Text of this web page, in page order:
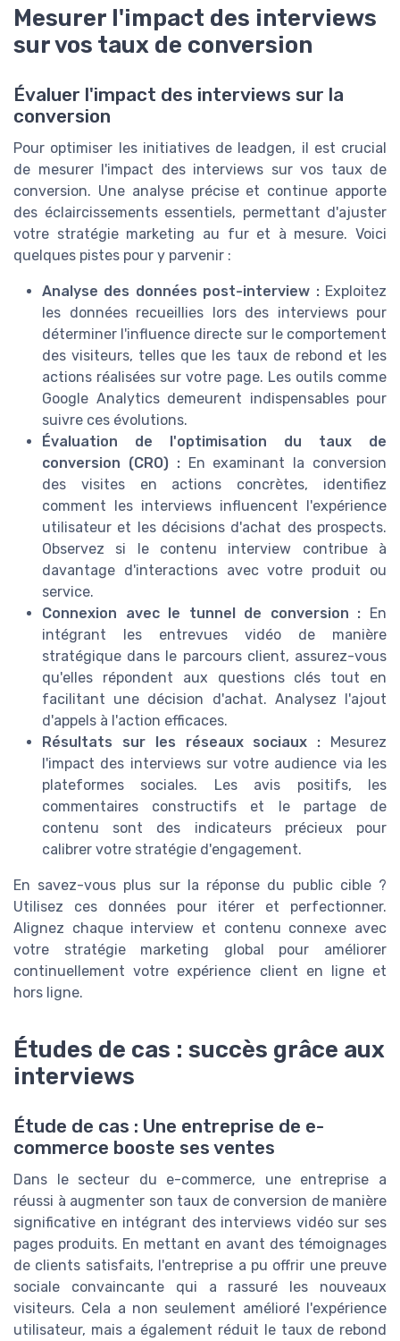
Mesurer l'impact des interviews
sur vos taux de conversion
Évaluer l'impact des interviews sur la
conversion
Pour optimiser les initiatives de leadgen, il est crucial
de mesurer l'impact des interviews sur vos taux de
conversion. Une analyse précise et continue apporte
des éclaircissements essentiels, permettant d'ajuster
votre stratégie marketing au fur et à mesure. Voici
quelques pistes pour y parvenir :
Analyse des données post-interview :Exploitez
les données recueillies lors des interviews pour
déterminer l'influence directe sur le comportement
des visiteurs, telles que les taux de rebond et les
actions réalisées sur votre page. Les outils comme
Google Analytics demeurent indispensables pour
suivre ces évolutions.
Évaluation de l'optimisation du taux de
conversion (CRO) :En examinant la conversion
des visites en actions concrètes, identifiez
comment les interviews influencent l'expérience
utilisateur et les décisions d'achat des prospects.
Observez si le contenu interview contribue à
davantage d'interactions avec votre produit ou
service.
Connexion avec le tunnel de conversion : En
intégrant les entrevues vidéo de manière
stratégique dans le parcours client, assurez-vous
qu'elles répondent aux questions clés tout en
facilitant une décision d'achat. Analysez l'ajout
d'appels à l'action efficaces.
Résultats sur les réseaux sociaux : Mesurez
l'impact des interviews sur votre audience via les
plateformes sociales. Les avis positifs, les
commentaires constructifs et le partage de
contenu sont des indicateurs précieux pour
calibrer votre stratégie d'engagement.
En savez-vous plus sur la réponse du public cible ?
Utilisez ces données pour itérer et perfectionner.
Alignez chaque interview et contenu connexe avec
votre stratégie marketing global pour améliorer
continuellement votre expérience client en ligne et
hors ligne.
Études de cas : succès grâce aux
interviews
Étude de cas : Une entreprise de e-
commerce booste ses ventes
Dans le secteur du e-commerce, une entreprise a
réussi à augmenter son taux de conversion de manière
significative en intégrant des interviews vidéo sur ses
pages produits. En mettant en avant des témoignages
de clients satisfaits, l'entreprise a pu offrir une preuve
sociale convaincante qui a rassuré les nouveaux
visiteurs. Cela a non seulement amélioré l'expérience
utilisateur, mais a également réduit le taux de rebond